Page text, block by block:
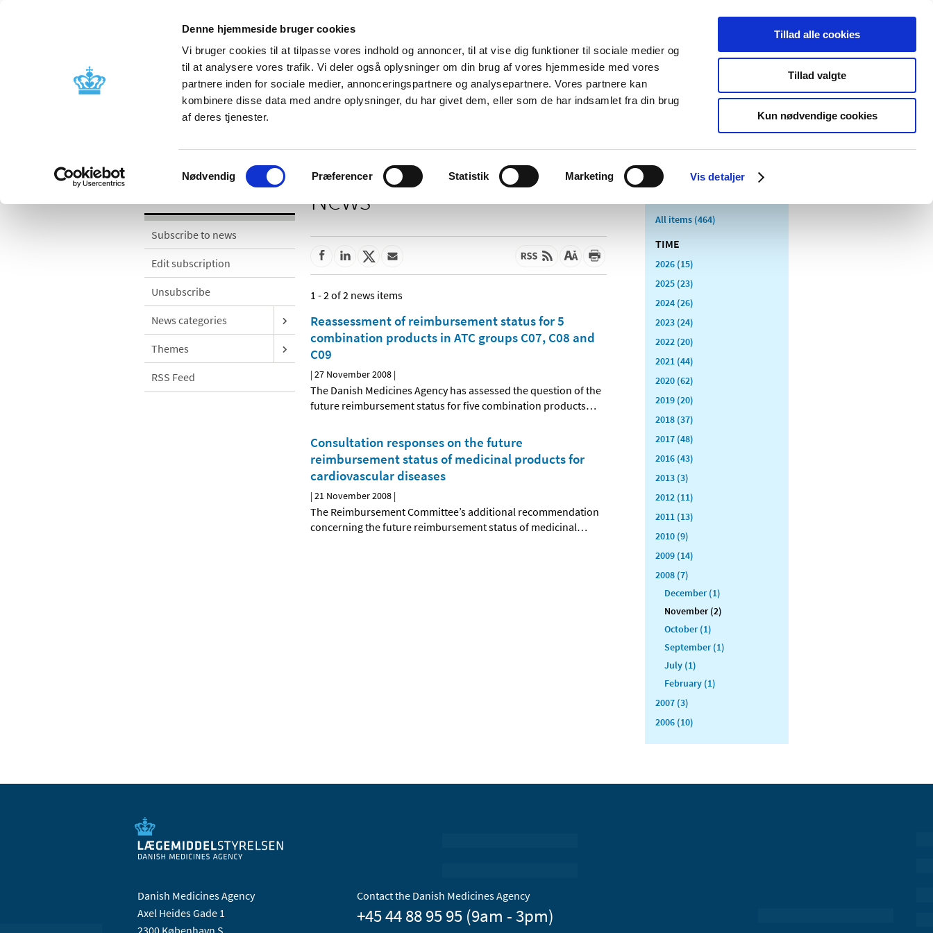
Denne hjemmeside bruger cookies
Vi bruger cookies til at tilpasse vores indhold og annoncer, til at vise dig funktioner til sociale medier og
til at analysere vores trafik. Vi deler også oplysninger om din brug af vores hjemmeside med vores
partnere inden for sociale medier, annonceringspartnere og analysepartnere. Vores partnere kan
kombinere disse data med andre oplysninger, du har givet dem, eller som de har indsamlet fra din brug
af deres tjenester.
Samtykkevalg
Nødvendig Præferencer Statistik Marketing Vis detaljer
Tillad alle cookies
Tillad valgte
Kun nødvendige cookies
News About us Contact us Publications
Licensing and
Side effects and product
information
Reimbursement and
Pharmacies and sale of
Medical
Special product
Subscribe to news
Edit subscription
Unsubscribe
News categories
Themes
RSS Feed
News
1 - 2 of 2 news items
Reassessment of reimbursement status for 5
combination products in ATC groups C07, C08 and
C09
|27 November 2008 |
The Danish Medicines Agency has assessed the question of the
future reimbursement status for five combination products…
Consultation responses on the future
reimbursement status of medicinal products for
cardiovascular diseases
|21 November 2008 |
The Reimbursement Committee’s additional recommendation
concerning the future reimbursement status of medicinal…
All items (464)
TIME
2026 (15)
2025 (23)
2024 (26)
2023 (24)
2022 (20)
2021 (44)
2020 (62)
2019 (20)
2018 (37)
2017 (48)
2016 (43)
2013 (3)
2012 (11)
2011 (13)
2010 (9)
2009 (14)
2008 (7)
December (1)
November (2)
October (1)
September (1)
July (1)
February (1)
2007 (3)
2006 (10)
Danish Medicines Agency
Axel Heides Gade 1
2300 København S
Contact the Danish Medicines Agency
+45 44 88 95 95 (9am - 3pm)